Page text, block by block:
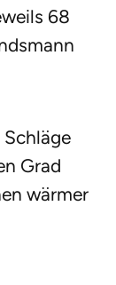
68
Grad
wärmer